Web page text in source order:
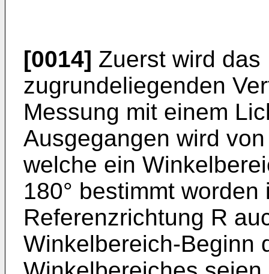
[0014] Zuerst wird
zugrundeliegenden
Messung mit einem
Ausgegangen wird
welche ein
180° bestimmt
Referenzrichtung R
Winkelbereich-Beginn